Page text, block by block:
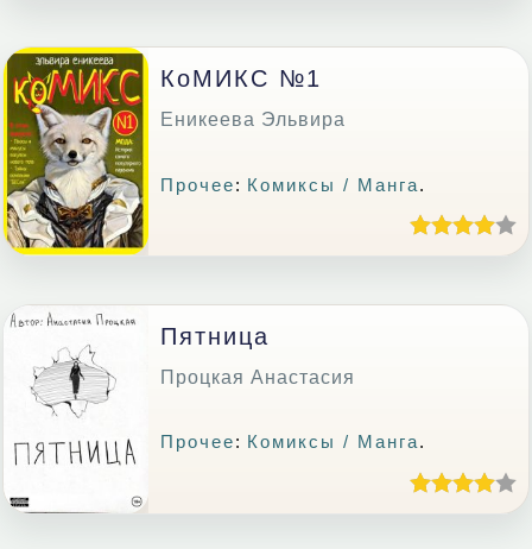
КоМИКС №1
Еникеева Эльвира
Прочее: Комиксы / Манга.
Пятница
Процкая Анастасия
Прочее: Комиксы / Манга.